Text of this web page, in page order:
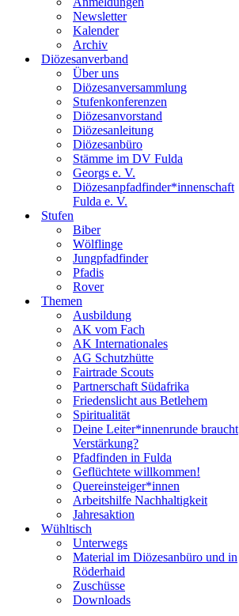
Newsletter
Kalender
Archiv
Diözesanverband
Über uns
Diözesanversammlung
Stufenkonferenzen
Diözesanvorstand
Diözesanleitung
Diözesanbüro
Stämme im DV Fulda
Georgs e. V.
Diözesanpfadfinder*innenschaft
Fulda e. V.
Stufen
Biber
Wölflinge
Jungpfadfinder
Pfadis
Rover
Themen
Ausbildung
AK vom Fach
AK Internationales
AG Schutzhütte
Fairtrade Scouts
Partnerschaft Südafrika
Friedenslicht aus Betlehem
Spiritualität
Deine Leiter*innenrunde braucht
Verstärkung?
Pfadfinden in Fulda
Geflüchtete willkommen!
Quereinsteiger*innen
Arbeitshilfe Nachhaltigkeit
Jahresaktion
Wühltisch
Unterwegs
Material im Diözesanbüro und in
Röderhaid
Zuschüsse
Downloads